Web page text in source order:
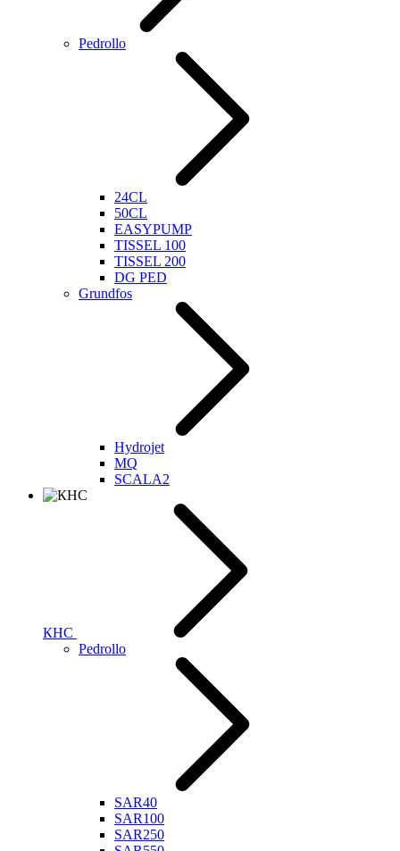
Pedrollo
24CL
50CL
EASYPUMP
TISSEL 100
TISSEL 200
DG PED
Grundfos
Hydrojet
MQ
SCALA2
КНС
Pedrollo
SAR40
SAR100
SAR250